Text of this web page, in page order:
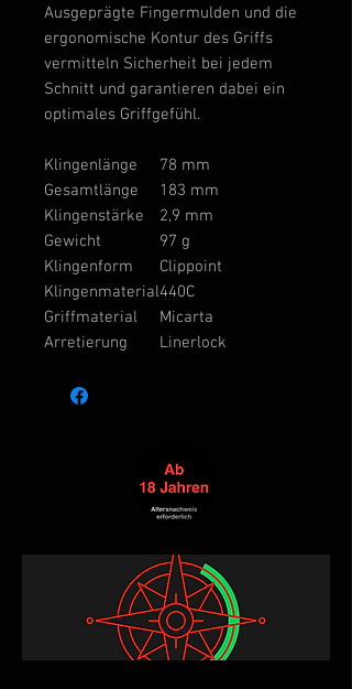
Ausgeprägte Fingermulden und die
ergonomische Kontur des Griffs
vermitteln Sicherheit bei jedem
Schnitt und garantieren dabei ein
optimales Griffgefühl.
Klingenlänge
78 mm
Gesamtlänge
183 mm
Klingenstärke
2,9 mm
Gewicht
97 g
Klingenform
Clippoint
Klingenmaterial440C
Griffmaterial
Micarta
Arretierung
Linerlock